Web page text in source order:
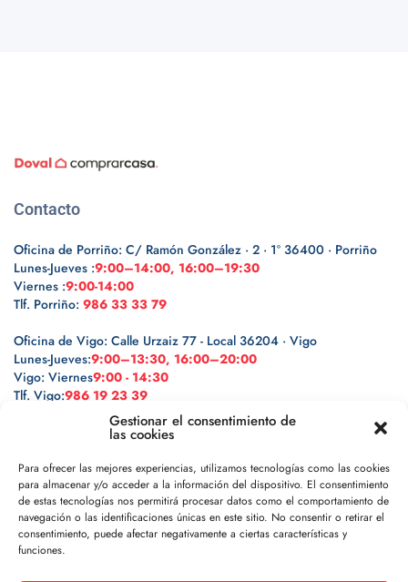
Gestionar el consentimiento de
las cookies
Para ofrecer las mejores experiencias, utilizamos tecnologías como las cookies
para almacenar y/o acceder a la información del dispositivo. El consentimiento
de estas tecnologías nos permitirá procesar datos como el comportamiento de
navegación o las identificaciones únicas en este sitio. No consentir o retirar el
consentimiento, puede afectar negativamente a ciertas características y
funciones.
Contacto
Oficina de Porriño: C/ Ramón González · 2 · 1º 36400 · Porriño
Lunes-Jueves :9:00–14:00, 16:00–19:30
Viernes :9:00-14:00
Tlf. Porriño: 986 33 33 79
Oficina de Vigo: Calle Urzaiz 77 - Local 36204 · Vigo
Lunes-Jueves:9:00–13:30, 16:00–20:00
Vigo: Viernes9:00 - 14:30
Tlf. Vigo:986 19 23 39
Legal
Política de privacidad